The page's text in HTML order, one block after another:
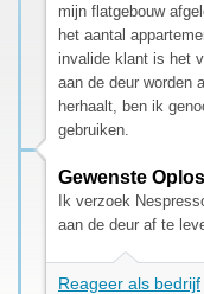
mijn flatgebouw
het aantal
invalide klant is het
aan de deur worden
herhaalt, ben ik
gebruiken.
Gewenste
Ik verzoek
aan de deur af te
Reageer als bedrijf